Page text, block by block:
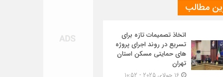
مطالب
اتخاذ تصمیمات تازه برای
تسریع در روند اجرای پروژه
های حمایتی مسکن استان
تهران